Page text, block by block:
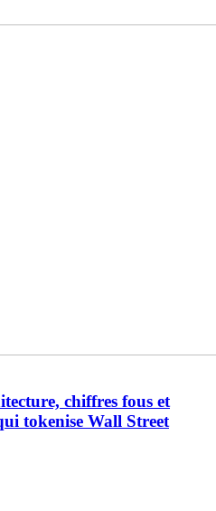
chiffres fous et
tokenise Wall Street